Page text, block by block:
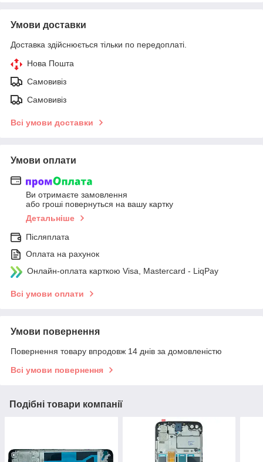
Умови доставки
Доставка здійснюється тільки по передоплаті.
Нова Пошта
Самовивіз
Самовивіз
Всі умови доставки
Умови оплати
Ви отримаєте замовлення
або гроші повернуться на вашу картку
Детальніше
Післяплата
Оплата на рахунок
Онлайн-оплата карткою Visa, Mastercard - LiqPay
Всі умови оплати
Умови повернення
Повернення товару впродовж 14 днів за домовленістю
Всі умови повернення
Подібні товари компанії